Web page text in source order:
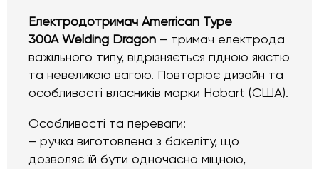
Електродотримач Amerrican Type
300A Welding Dragon – тримач електрода
важільного типу, відрізняється гідною якістю
та невеликою вагою. Повторює дизайн та
особливості власників марки Hobart (США).
Особливості та переваги:
– ручка виготовлена з бакеліту, що
дозволяє їй бути одночасно міцною,